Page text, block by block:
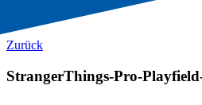
Zurück
StrangerThings-Pro-